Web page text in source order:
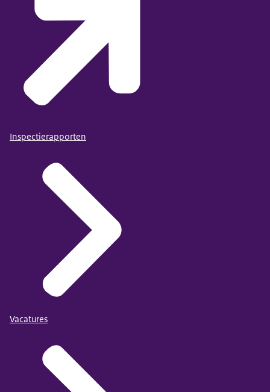
Inspectierapporten
Vacatures